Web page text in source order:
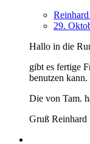
29.
Hallo in die
gibt es fertige
benutzen kann.
Die von Tam.
Gruß Reinhard